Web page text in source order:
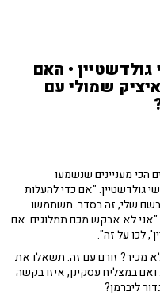
• האם
שמולי עם
הכי מעניינים שנשמעו
גולדשטיין. "אם כדי להעלות
שלי, זה בסדר. תשתמשו
לא אבקש מכם תמלוגים. אם
לכו על זה".
מכיר? זורם עם זה. תשאלו את
במצליח עסקינן, איזו בקשה
ליברמן?